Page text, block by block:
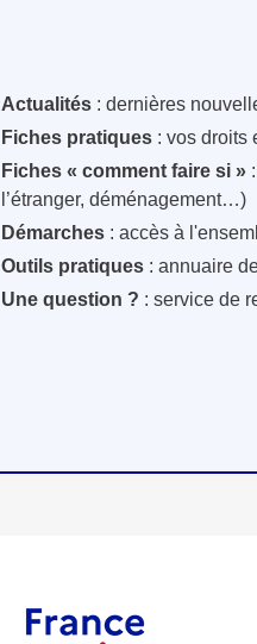
Actualités : dernières
Fiches pratiques : vos droits
Fiches « comment faire si »
l’étranger, déménagement…)
Démarches : accès à
Outils pratiques : annuaire
Une question ? : service de